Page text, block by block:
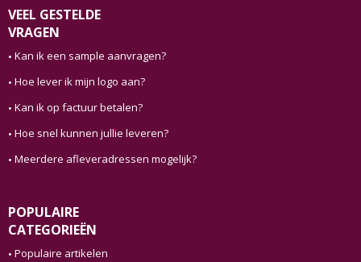
VEEL GESTELDE
VRAGEN
Kan ik een sample aanvragen?
Hoe lever ik mijn logo aan?
Kan ik op factuur betalen?
Hoe snel kunnen jullie leveren?
Meerdere afleveradressen mogelijk?
POPULAIRE
CATEGORIEËN
Populaire artikelen